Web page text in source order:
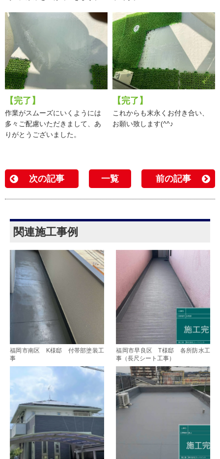
【完了】
作業がスムーズにいくようには
多々ご配慮いただきまして、あ
りがとうございました。
【完了】
これからも末永くお付き合い、
お願い致します(^^♪
次の記事 一覧 前の記事
関連施工事例
福岡市南区 K様邸 付帯部塗装工
事
福岡市早良区 T様邸 各所防水工
事（長尺シート工事）